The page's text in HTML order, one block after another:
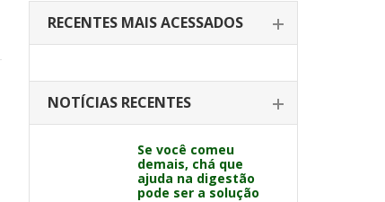
RECENTES MAIS ACESSADOS
NOTÍCIAS RECENTES
Se você comeu
demais, chá que
ajuda na digestão
pode ser a solução